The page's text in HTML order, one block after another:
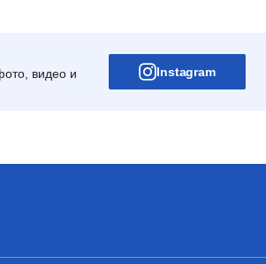
видео и
Instagram